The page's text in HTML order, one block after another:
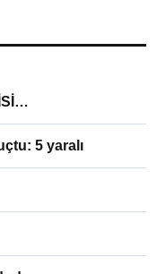
5 yaralı